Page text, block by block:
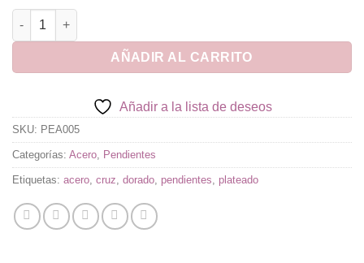
Pendientes de Acero Cruz cantidad
AÑADIR AL CARRITO
Añadir a la lista de deseos
SKU: PEA005
Categorías: Acero Pendientes
Etiquetas: acero cruz dorado pendientes plateado